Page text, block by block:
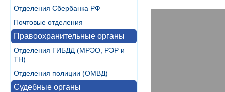
Отделения Сбербанка РФ
Почтовые отделения
Правоохранительные органы
Отделения ГИБДД (МРЭО, РЭР и
ТН)
Отделения полиции (ОМВД)
Судебные органы